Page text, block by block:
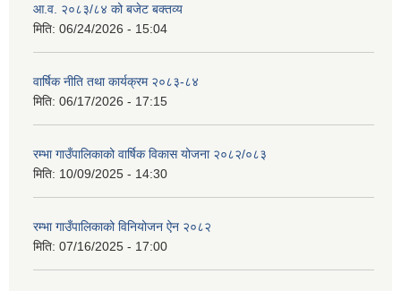
आ.व. २०८३/८४ को बजेट बक्तव्य
मिति: 06/24/2026 - 15:04
वार्षिक नीति तथा कार्यक्रम २०८३-८४
मिति: 06/17/2026 - 17:15
रम्भा गाउँपालिकाको वार्षिक विकास योजना २०८२/०८३
मिति: 10/09/2025 - 14:30
रम्भा गाउँपालिकाको विनियोजन ऐन २०८२
मिति: 07/16/2025 - 17:00